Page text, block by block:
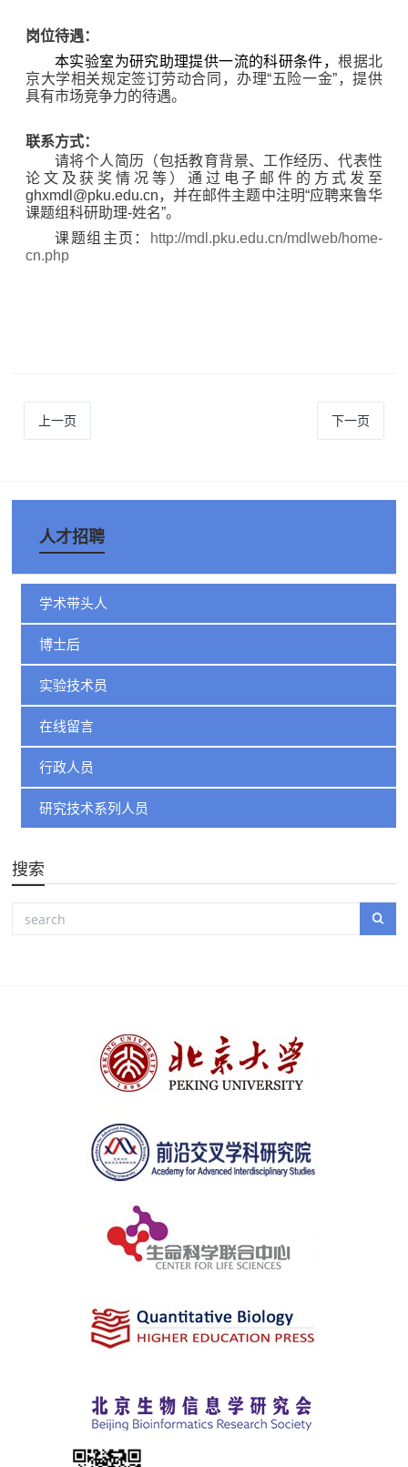
岗位待遇：
本实验室为研究助理提供一流的科研条件，根据北
京大学相关规定签订劳动合同，办理“五险一金”，提供
具有市场竞争力的待遇。
联系方式：
请将个人简历（包括教育背景、工作经历、代表性
论文及获奖情况等）通过电子邮件的方式发至
ghxmdl@pku.edu.cn，并在邮件主题中注明“应聘来鲁华
课题组科研助理-姓名”。
课题组主页：
http://mdl.pku.edu.cn/mdlweb/home-
cn.php
上一页 下一页
人才招聘
学术带头人
博士后
实验技术员
在线留言
行政人员
研究技术系列人员
搜索